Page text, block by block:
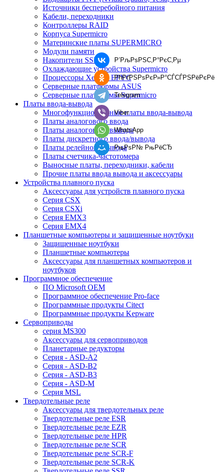
Источники бесперебойного питания
Кабели, переходники
Контроллеры RAID
Корпуса Supermicro
Материнские платы SUPERMICRO
Модули памяти
Накопители SSD
Охлаждающие устройства Supermicro
Процессоры Xeon и EPYC
Серверные платформы ASUS
Серверные платформы Supermicro
Платы ввода-вывода
Многофункциональные платы ввода-вывода
Платы аналогового ввода
Платы аналогового вывода
Платы дискретного ввода/вывода
Платы релейного вывода
Платы счетчика-частотомера
Выносные платы, переходники, кабели
Прочие платы ввода вывода и аксессуары
Устройства плавного пуска
Аксессуары для устройств плавного пуска
Серия CSX
Серия CSXi
Серия EMX3
Серия EMX4
Планшетные компьютеры и защищенные ноутбуки
Защищенные ноутбуки
Планшетные компьютеры
Аксессуары для планшетных компьютеров и
ноутбуков
Программное обеспечение
ПО Microsoft OEM
Программное обеспечение Pro-face
Программные продукты Citect
Программные продукты Kepware
Сервоприводы
серия MS300
Аксессуары для сервоприводов
Планетарные редукторы
Серия - ASD-A2
Серия - ASD-B2
Серия - ASD-B3
Серия - ASD-M
Серия MSL
Твердотельные реле
Аксессуары для твердотельных реле
Твердотельные реле ESR
Твердотельные реле EZR
Твердотельные реле HPR
Твердотельные реле SCR
Твердотельные реле SCR-F
Твердотельные реле SCR-K
Р’РљРѕРЅС‚Р°РєС‚Рµ
РћРґРЅРѕРєР»Р°СЃСЃРЅРёРєРё
Telegram
Viber
WhatsApp
РњРѕР№ РњРёСЂ